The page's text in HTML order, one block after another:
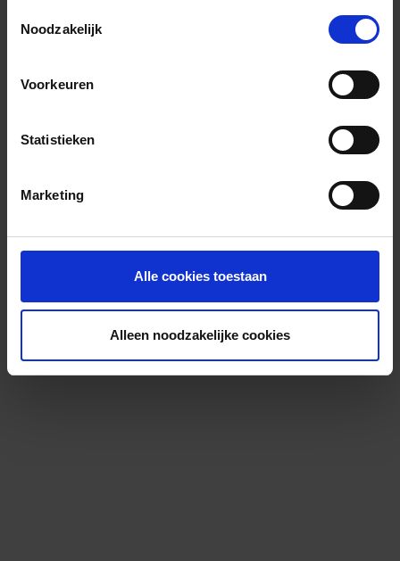
Noodzakelijk
Voorkeuren
Statistieken
Marketing
Alle cookies toestaan
Alleen noodzakelijke cookies